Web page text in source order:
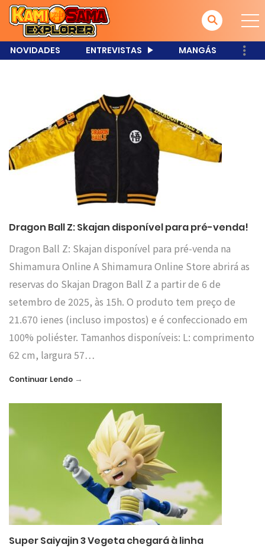
NOVIDADES ENTREVISTAS MANGÁS
Dragon Ball Z: Skajan disponível para pré-venda!
Dragon Ball Z: Skajan disponível para pré-venda na
Shimamura Online A Shimamura Online Store abrirá as
reservas do Skajan Dragon Ball Z a partir de 6 de
setembro de 2025, às 15h. O produto tem preço de
21.670 ienes (incluso impostos) e é confeccionado em
100% poliéster. Tamanhos disponíveis: L: comprimento
62 cm, largura 57…
Continuar Lendo →
Super Saiyajin 3 Vegeta chegará à linha